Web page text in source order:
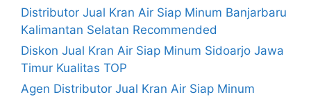
Distributor Jual Kran Air Siap Minum Banjarbaru
Kalimantan Selatan Recommended
Diskon Jual Kran Air Siap Minum Sidoarjo Jawa
Timur Kualitas TOP
Agen Distributor Jual Kran Air Siap Minum